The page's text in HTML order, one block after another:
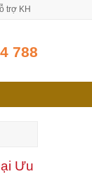
trợ KH
788
Ưu